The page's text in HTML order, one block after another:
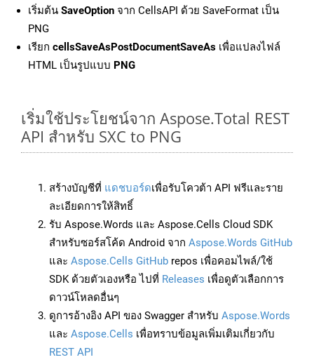
เริ่มต้น SaveOption จาก CellsAPI ด้วย SaveFormat เป็น
PNG
เรียก cellsSaveAsPostDocumentSaveAs เพื่อแปลงไฟล์
HTML เป็นรูปแบบ PNG
เริ่มใช้ประโยชน์จาก Aspose.Total REST
API สำหรับ SXC to PNG
สร้างบัญชีที่ แดชบอร์ดเพื่อรับโควต้า API ฟรีและราย
ละเอียดการให้สิทธิ์
รับ Aspose.Words และ Aspose.Cells Cloud SDK
สำหรับซอร์สโค้ด Android จาก Aspose.Words GitHub
และ Aspose.Cells GitHub repos เพื่อคอมไพล์/ใช้
SDK ด้วยตัวเองหรือ ไปที่ Releases เพื่อดูตัวเลือกการ
ดาวน์โหลดอื่นๆ
ดูการอ้างอิง API ของ Swagger สำหรับ Aspose.Words
และ Aspose.Cells เพื่อทราบข้อมูลเพิ่มเติมเกี่ยวกับ
REST API